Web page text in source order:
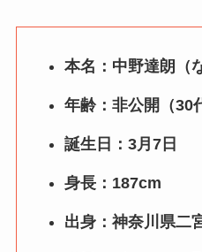
本名：中野達朗（
年齢：非公開（30
誕生日：3月7日
身長：187cm
出身：神奈川県二